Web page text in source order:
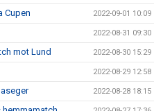
Cupen 2022-09-01 10:09
2022-08-31 09:30
mot Lund 2022-08-30 15:29
2022-08-29 12:58
2022-08-28 18:15